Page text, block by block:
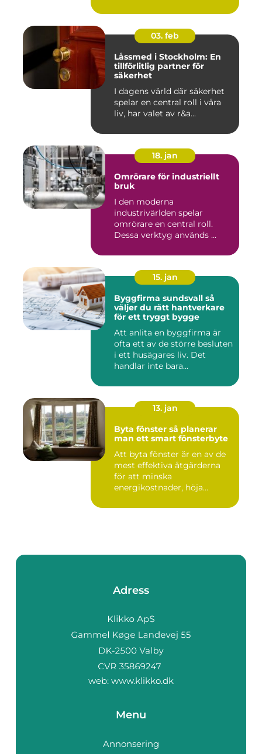
03. feb
Låssmed i Stockholm: En
tillförlitlig partner för
säkerhet
I dagens värld där säkerhet
spelar en central roll i våra
liv, har valet av r&a...
18. jan
Omrörare för industriellt
bruk
I den moderna
industrivärlden spelar
omrörare en central roll.
Dessa verktyg används ...
15. jan
Byggfirma sundsvall så
väljer du rätt hantverkare
för ett tryggt bygge
Att anlita en byggfirma är
ofta ett av de större besluten
i ett husägares liv. Det
handlar inte bara...
13. jan
Byta fönster så planerar
man ett smart fönsterbyte
Att byta fönster är en av de
mest effektiva åtgärderna
för att minska
energikostnader, höja
Adress
web: www.klikko.dk
Menu
Annonsering